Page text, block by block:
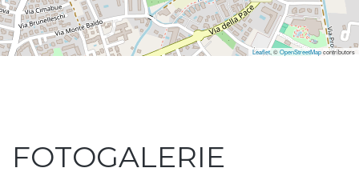
Leaflet, ©OpenStreetMapcontributors
FOTOGALERIE